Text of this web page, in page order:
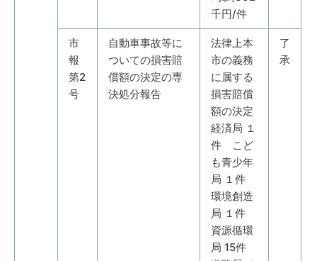
千円/件
市
報
第2
号
自動車事故等に
ついての損害賠
償額の決定の専
決処分報告
法律上本
市の義務
に属する
損害賠償
額の決定
経済局 １
件 こど
も青少年
局 １件
環境創造
局 １件
資源循環
局 15件
了
承